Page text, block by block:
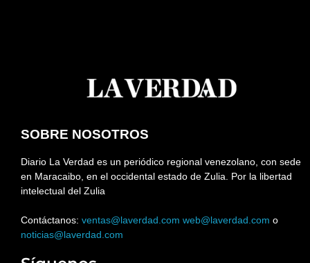
SOBRE NOSOTROS
Diario La Verdad es un periódico regional venezolano, con sede
en Maracaibo, en el occidental estado de Zulia. Por la libertad
intelectual del Zulia
Contáctanos: ventas@laverdad.com web@laverdad.com o
noticias@laverdad.com